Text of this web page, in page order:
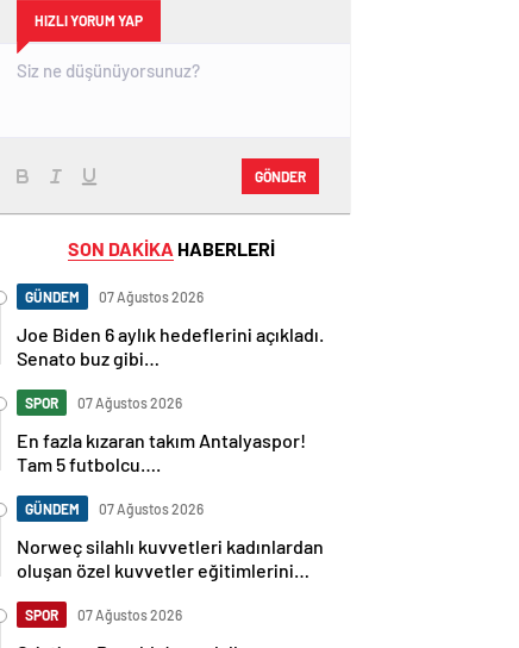
HIZLI YORUM YAP
GÖNDER
SON DAKİKA HABERLERİ
GÜNDEM 07 Ağustos 2026
Joe Biden 6 aylık hedeflerini açıkladı.
Senato buz gibi…
SPOR 07 Ağustos 2026
En fazla kızaran takım Antalyaspor!
Tam 5 futbolcu….
GÜNDEM 07 Ağustos 2026
Norweç silahlı kuvvetleri kadınlardan
oluşan özel kuvvetler eğitimlerini
SPOR 07 Ağustos 2026